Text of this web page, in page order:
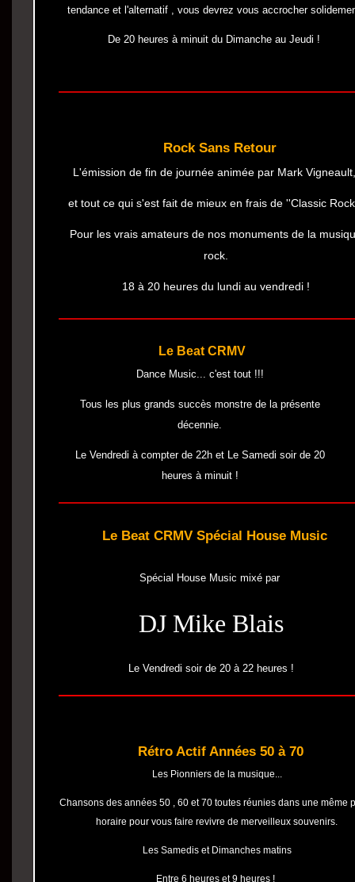
tendance et l'alternatif , vous devrez vous accrocher
De 20 heures à minuit du Dimanche au Jeudi !
Rock Sans Retour
L'émission de fin de journée animée par Mark
et tout ce qui s'est fait de mieux en frais de ''Classic
Pour les vrais amateurs de nos monuments de la
rock.
18 à 20 heures du lundi au vendredi !
Le Beat CRMV
Dance Music... c'est tout !!!
Tous les plus grands succès monstre de la présente
décennie.
Le Vendredi à compter de 22h et Le Samedi soir de 20
heures à minuit !
Le Beat CRMV Spécial House Music
Spécial House Music mixé par
DJ Mike Blais
Le Vendredi soir de 20 à 22 heures !
Rétro Actif Années 50 à 70
Les Pionniers de la musique...
Chansons des années 50 , 60 et 70 toutes réunies dans une même
horaire pour vous faire revivre de merveilleux souvenirs.
Les Samedis et Dimanches matins
Entre 6 heures et 9 heures !